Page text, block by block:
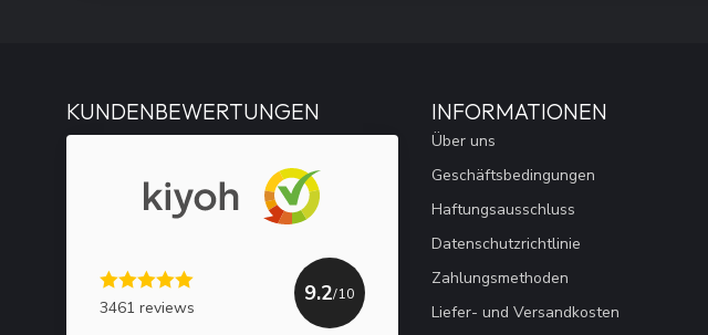
KUNDENBEWERTUNGEN
3461 reviews
9.2/10
INFORMATIONEN
Über uns
Geschäftsbedingungen
Haftungsausschluss
Datenschutzrichtlinie
Zahlungsmethoden
Liefer- und Versandkosten